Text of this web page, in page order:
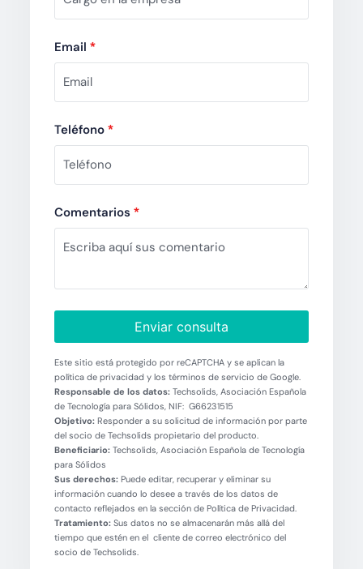
Email *
Teléfono *
Comentarios *
Enviar consulta
Este sitio está protegido por reCAPTCHA y se aplican la
política de privacidad y los términos de servicio de Google.
Responsable de los datos:Techsolids, Asociación Española
de Tecnología para Sólidos, NIF: G66231515
Objetivo:Responder a su solicitud de información por parte
del socio de Techsolids propietario del producto.
Beneficiario:Techsolids, Asociación Española de Tecnología
para Sólidos
Sus derechos:Puede editar, recuperar y eliminar su
información cuando lo desee a través de los datos de
contacto reflejados en la sección de Política de Privacidad.
Tratamiento:Sus datos no se almacenarán más allá del
tiempo que estén en el cliente de correo electrónico del
socio de Techsolids.